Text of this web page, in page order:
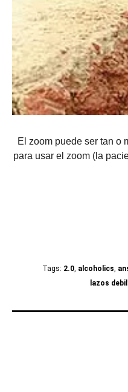
El zoom puede ser tan o
para usar el zoom (la
Tags: 2.0, alcoholics,
lazos